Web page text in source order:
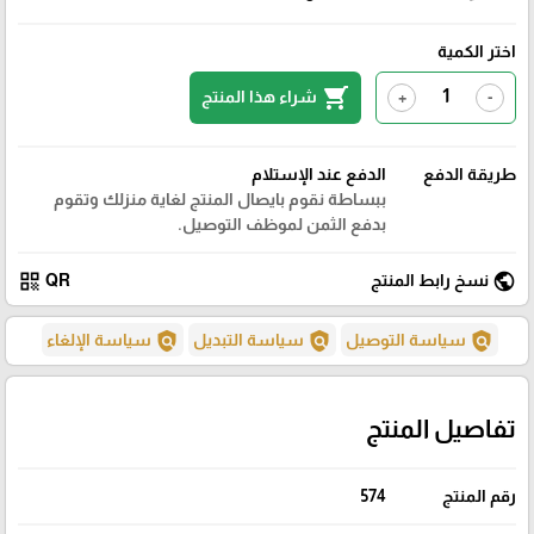
اختر الكمية
-
+
shopping_cart شراء هذا المنتج
طريقة الدفع
الدفع عند الإستلام
ببساطة نقوم بايصال المنتج لغاية منزلك وتقوم
بدفع الثمن لموظف التوصيل.
public نسخ رابط المنتج QR
qr_code
policy سياسة التوصيل policy سياسة التبديل policy سياسة الإلغاء
تفاصيل المنتج
رقم المنتج 574